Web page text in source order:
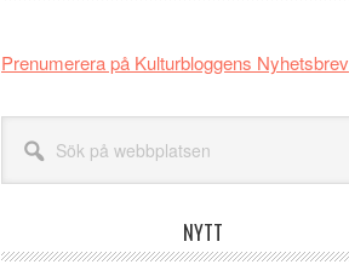
Prenumerera på Kulturbloggens Nyhetsbrev
webbplatsen
NYTT